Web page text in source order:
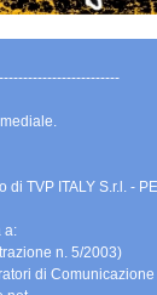
di TVP ITALY S.r.l. -
a:
n. 5/2003)
di